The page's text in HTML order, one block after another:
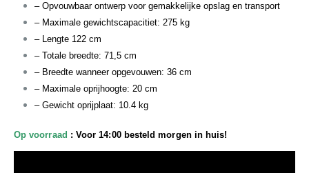
– Opvouwbaar ontwerp voor gemakkelijke opslag en transport
– Maximale gewichtscapacitiet: 275 kg
– Lengte 122 cm
– Totale breedte: 71,5 cm
– Breedte wanneer opgevouwen: 36 cm
– Maximale oprijhoogte: 20 cm
– Gewicht oprijplaat: 10.4 kg
Op voorraad : Voor 14:00 besteld morgen in huis!